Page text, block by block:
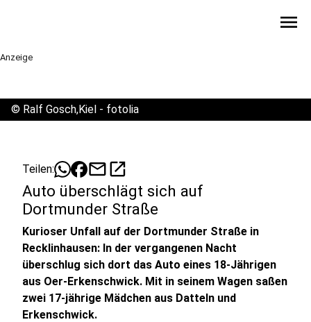
menu
Anzeige
© Ralf Gosch,Kiel - fotolia
Teilen: mailopen_in_new
Auto überschlägt sich auf
Dortmunder Straße
Kurioser Unfall auf der Dortmunder Straße in
Recklinhausen: In der vergangenen Nacht
überschlug sich dort das Auto eines 18-Jährigen
aus Oer-Erkenschwick. Mit in seinem Wagen saßen
zwei 17-jährige Mädchen aus Datteln und
Erkenschwick.